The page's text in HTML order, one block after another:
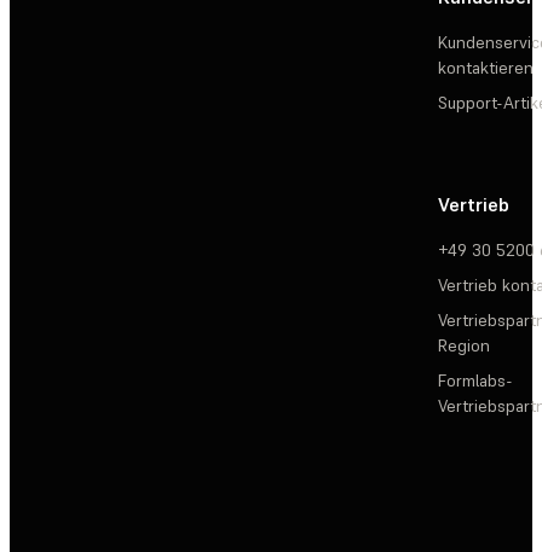
kontaktieren
Support-
Vertrieb
+49 30 5200
Vertrieb
Region
Formlabs-